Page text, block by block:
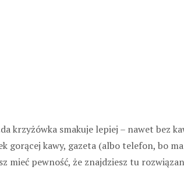
krzyżówka smakuje lepiej – nawet bez
gorącej kawy, gazeta (albo telefon, bo
mieć pewność, że znajdziesz tu